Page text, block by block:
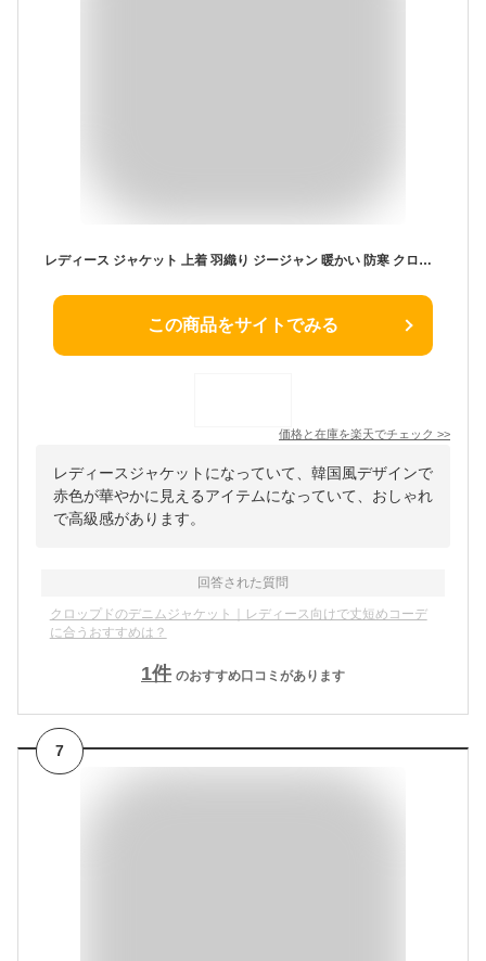
レディース ジャケット 上着 羽織り ジージャン 暖かい 防寒 クロップド丈 デニムジャケット デニム インスタ映え 高見え 可愛い かわいい 韓国 かっこいい カジュアル 大人 上品 きれいめ シンプル
この商品をサイトでみる
価格と在庫を楽天でチェック >>
レディースジャケットになっていて、韓国風デザインで
赤色が華やかに見えるアイテムになっていて、おしゃれ
で高級感があります。
回答された質問
クロップドのデニムジャケット｜レディース向けで丈短めコーデ
に合うおすすめは？
1件 のおすすめ口コミがあります
7